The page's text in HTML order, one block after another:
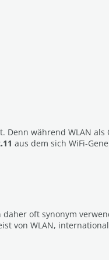
Denn während WLAN als
aus dem sich WiFi-
oft synonym
von WLAN,